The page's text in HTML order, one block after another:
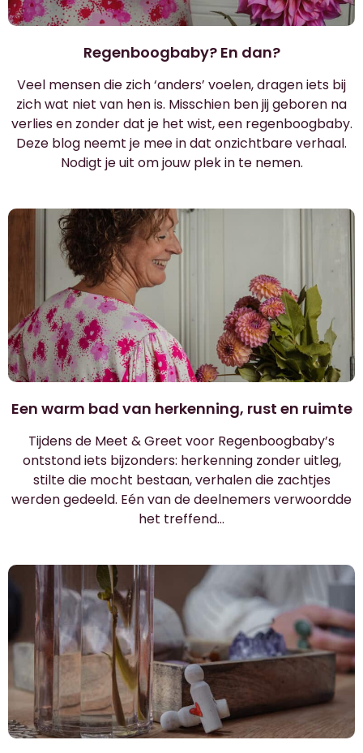
Regenboogbaby? En dan?
Veel mensen die zich ‘anders’ voelen, dragen iets bij
zich wat niet van hen is. Misschien ben jij geboren na
verlies en zonder dat je het wist, een regenboogbaby.
Deze blog neemt je mee in dat onzichtbare verhaal.
Nodigt je uit om jouw plek in te nemen.
Een warm bad van herkenning, rust en ruimte
Tijdens de Meet & Greet voor Regenboogbaby’s
ontstond iets bijzonders: herkenning zonder uitleg,
stilte die mocht bestaan, verhalen die zachtjes
werden gedeeld. Eén van de deelnemers verwoordde
het treffend…